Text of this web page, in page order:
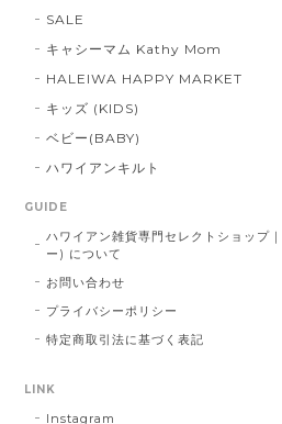
SALE
キャシーマム Kathy Mom
HALEIWA HAPPY MARKET
キッズ (KIDS)
ベビー(BABY)
ハワイアンキルト
GUIDE
ハワイアン雑貨専門セレクトショッ
ー) について
お問い合わせ
プライバシーポリシー
特定商取引法に基づく表記
LINK
Instagram